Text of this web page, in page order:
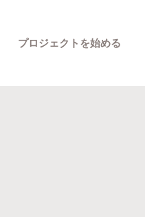
プロジェクトを始める